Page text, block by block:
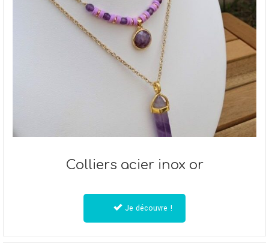
Colliers acier inox or
Je découvre !